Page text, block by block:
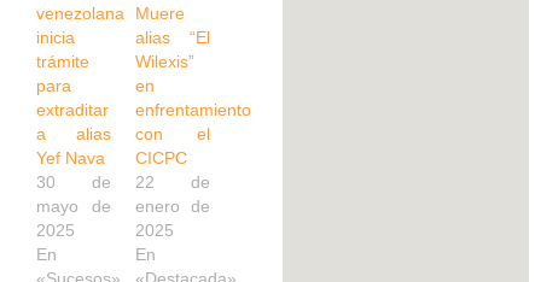
venezolana
inicia
trámite
para
extraditar
a alias
Yef Nava
30 de
mayo de
2025
En
«Sucesos»
Muere
alias “El
Wilexis”
en
enfrentamiento
con el
CICPC
22 de
enero de
2025
En
«Destacada»